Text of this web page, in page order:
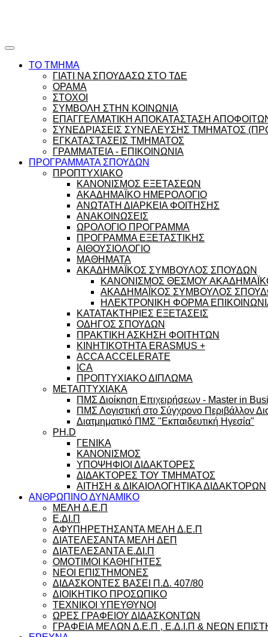
ΤΟ ΤΜΗΜΑ
ΓΙΑΤΙ ΝΑ ΣΠΟΥΔΑΣΩ ΣΤΟ ΤΔΕ
ΟΡΑΜΑ
ΣΤΟΧΟΙ
ΣΥΜΒΟΛΗ ΣΤΗΝ ΚΟΙΝΩΝΙΑ
ΕΠΑΓΓΕΛΜΑΤΙΚΗ ΑΠΟΚΑΤΑΣΤΑΣΗ
ΣΥΝΕΔΡΙΑΣΕΙΣ ΣΥΝΕΛΕΥΣΗΣ ΤΜΗΜΑΤΟΣ
ΕΓΚΑΤΑΣΤΑΣΕΙΣ ΤΜΗΜΑΤΟΣ
ΓΡΑΜΜΑΤΕΙΑ - ΕΠΙΚΟΙΝΩΝΙΑ
ΠΡΟΓΡΑΜΜΑΤΑ ΣΠΟΥΔΩΝ
ΠΡΟΠΤΥΧΙΑΚΟ
ΚΑΝΟΝΙΣΜΟΣ ΕΞΕΤΑΣΕΩΝ
ΑΚΑΔΗΜΑΪΚΟ ΗΜΕΡΟΛΟΓΙΟ
ΑΝΩΤΑΤΗ ΔΙΑΡΚΕΙΑ ΦΟΙΤΗΣΗΣ
ΑΝΑΚΟΙΝΩΣΕΙΣ
ΩΡΟΛΟΓΙΟ ΠΡΟΓΡΑΜΜΑ
ΠΡΟΓΡΑΜΜΑ ΕΞΕΤΑΣΤΙΚΗΣ
ΑΙΘΟΥΣΙΟΛΟΓΙΟ
ΜΑΘΗΜΑΤΑ
ΑΚΑΔΗΜΑΪΚΟΣ ΣΥΜΒΟΥΛΟΣ ΣΠΟΥΔΩΝ
ΚΑΝΟΝΙΣΜΟΣ ΘΕΣΜΟΥ
ΑΚΑΔΗΜΑΪΚΟΣ ΣΥΜΒΟΥΛΟΣ
ΗΛΕΚΤΡΟΝΙΚΗ ΦΟΡΜΑ
ΚΑΤΑΤΑΚΤΗΡΙΕΣ ΕΞΕΤΑΣΕΙΣ
ΟΔΗΓΟΣ ΣΠΟΥΔΩΝ
ΠΡΑΚΤΙΚΗ ΑΣΚΗΣΗ ΦΟΙΤΗΤΩΝ
ΚΙΝΗΤΙΚΟΤΗΤΑ ERASMUS +
ACCA ACCELERATE
ICA
ΠΡΟΠΤΥΧΙΑΚΟ ΔΙΠΛΩΜΑ
ΜΕΤΑΠΤΥΧΙΑΚΑ
ΠΜΣ Διοίκηση Επιχειρήσεων - Master in
ΠΜΣ Λογιστική στο Σύγχρονο Περιβάλλον
Διατμηματικό ΠΜΣ "Εκπαιδευτική Ηγεσία"
PH.D
ΓΕΝΙΚΑ
ΚΑΝΟΝΙΣΜΟΣ
ΥΠΟΨΗΦΙΟΙ ΔΙΔΑΚΤΟΡΕΣ
ΔΙΔΑΚΤΟΡΕΣ ΤΟΥ ΤΜΗΜΑΤΟΣ
ΑΙΤΗΣΗ & ΔΙΚΑΙΟΛΟΓΗΤΙΚΑ ΔΙΔΑΚΤΟΡΩΝ
ΑΝΘΡΩΠΙΝΟ ΔΥΝΑΜΙΚΟ
ΜΕΛΗ Δ.Ε.Π
Ε.ΔΙ.Π
ΑΦΥΠΗΡΕΤΗΣΑΝΤΑ ΜΕΛΗ Δ.Ε.Π
ΔΙΑΤΕΛΕΣΑΝΤΑ ΜΕΛΗ ΔΕΠ
ΔΙΑΤΕΛΕΣΑΝΤΑ Ε.ΔΙ.Π
ΟΜΟΤΙΜΟΙ ΚΑΘΗΓΗΤΕΣ
ΝΕΟΙ ΕΠΙΣΤΗΜΟΝΕΣ
ΔΙΔΑΣΚΟΝΤΕΣ ΒΑΣΕΙ Π.Δ. 407/80
ΔΙΟΙΚΗΤΙΚΟ ΠΡΟΣΩΠΙΚΟ
ΤΕΧΝΙΚΟΙ ΥΠΕΥΘΥΝΟΙ
ΩΡΕΣ ΓΡΑΦΕΙΟΥ ΔΙΔΑΣΚΟΝΤΩΝ
ΓΡΑΦΕΙΑ ΜΕΛΩΝ Δ.Ε.Π , Ε.Δ.Ι.Π & ΝΕΩΝ